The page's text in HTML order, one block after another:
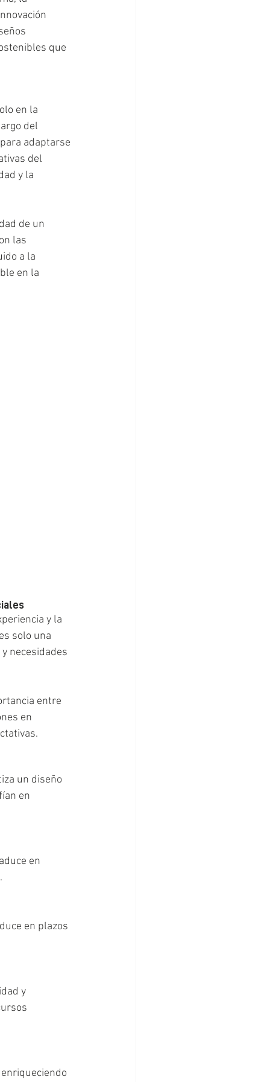
que
en la
del
adaptarse
del
y la
de un
las
a la
en la
y la
solo una
necesidades
entre
en
un diseño
en
en
en plazos
y